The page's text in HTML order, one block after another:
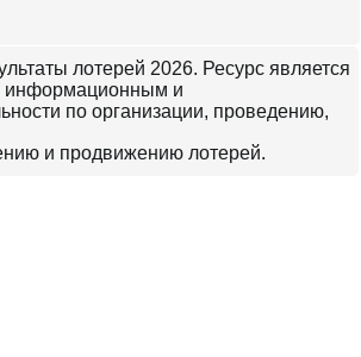
лотерей 2026. Ресурс является
информационным и
по организации, проведению,
и продвижению лотерей.